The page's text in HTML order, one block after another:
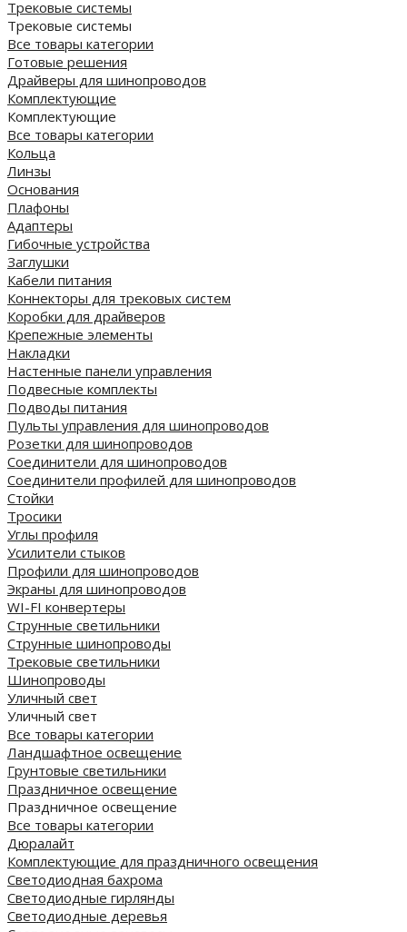
Трековые системы
Трековые системы
Все товары категории
Готовые решения
Драйверы для шинопроводов
Комплектующие
Комплектующие
Все товары категории
Кольца
Линзы
Основания
Плафоны
Адаптеры
Гибочные устройства
Заглушки
Кабели питания
Коннекторы для трековых систем
Коробки для драйверов
Крепежные элементы
Накладки
Настенные панели управления
Подвесные комплекты
Подводы питания
Пульты управления для шинопроводов
Розетки для шинопроводов
Соединители для шинопроводов
Соединители профилей для шинопроводов
Стойки
Тросики
Углы профиля
Усилители стыков
Профили для шинопроводов
Экраны для шинопроводов
WI-FI конвертеры
Струнные светильники
Струнные шинопроводы
Трековые светильники
Шинопроводы
Уличный свет
Уличный свет
Все товары категории
Ландшафтное освещение
Грунтовые светильники
Праздничное освещение
Праздничное освещение
Все товары категории
Дюралайт
Комплектующие для праздничного освещения
Светодиодная бахрома
Светодиодные гирлянды
Светодиодные деревья